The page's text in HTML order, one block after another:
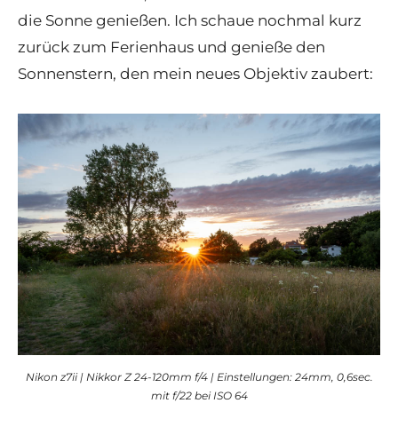
die Sonne genießen. Ich schaue nochmal kurz
zurück zum Ferienhaus und genieße den
Sonnenstern, den mein neues Objektiv zaubert:
Nikon z7ii | Nikkor Z 24-120mm f/4 | Einstellungen: 24mm, 0,6sec.
mit f/22 bei ISO 64